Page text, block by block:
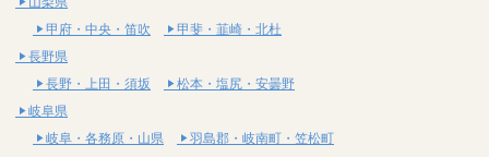
甲府・中央・笛吹
甲斐・韮崎・北杜
長野県
長野・上田・須坂
松本・塩尻・安曇野
岐阜県
岐阜・各務原・山県
羽島郡・岐南町・笠松町